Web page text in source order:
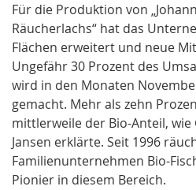
Für die Produktion von
Räucherlachs“ hat das
Flächen erweitert und neue
Ungefähr 30 Prozent des
wird in den Monaten
gemacht. Mehr als zehn
mittlerweile der Bio-Anteil,
Jansen erklärte. Seit 1996
Familienunternehmen Bio-
Pionier in diesem Bereich.